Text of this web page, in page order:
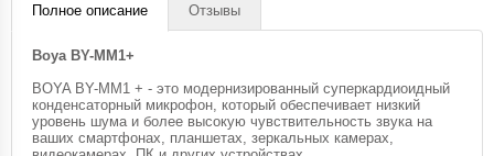
Полное описание Отзывы
Boya BY-MM1+
BOYA BY-MM1 + - это модернизированный суперкардиоидный
конденсаторный микрофон, который обеспечивает низкий
уровень шума и более высокую чувствительность звука на
ваших смартфонах, планшетах, зеркальных камерах,